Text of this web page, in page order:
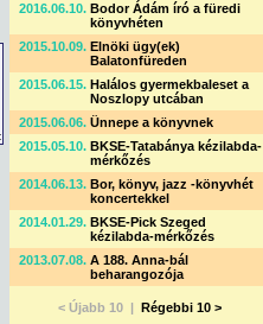
2016.06.10. Bodor Ádám író a füredi
könyvhéten
2015.10.09. Elnöki ügy(ek)
Balatonfüreden
2015.06.15. Halálos gyermekbaleset a
Noszlopy utcában
2015.06.06. Ünnepe a könyvnek
2015.05.10. BKSE-Tatabánya kézilabda-
mérkőzés
2014.06.13. Bor, könyv, jazz -könyvhét
koncertekkel
2014.01.29. BKSE-Pick Szeged
kézilabda-mérkőzés
2013.07.08. A 188. Anna-bál
beharangozója
< Újabb 10 | Régebbi 10 >